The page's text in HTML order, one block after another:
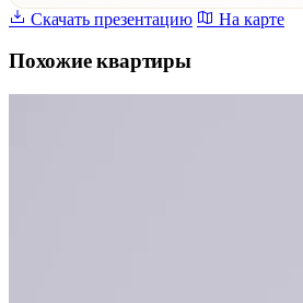
Скачать презентацию
На карте
Похожие квартиры